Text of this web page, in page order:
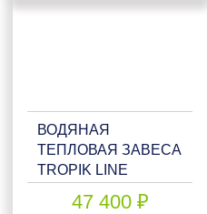
ВОДЯНАЯ
ТЕПЛОВАЯ ЗАВЕСА
TROPIK LINE
47 400 ₽